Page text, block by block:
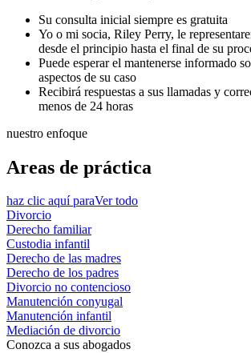
Su consulta inicial siempre es gratuita
Yo o mi socia, Riley Perry, le
desde el principio hasta el final de su
Puede esperar el mantenerse informado
aspectos de su caso
Recibirá respuestas a sus llamadas y
menos de 24 horas
nuestro enfoque
Areas de práctica
haz clic aquí paraVer todo
Divorcio
Derecho familiar
Custodia infantil
Derecho de las madres
Derecho de los padres
Divorcio no contencioso
Manutención conyugal
Manutención infantil
Mediación de divorcio
Conozca a sus abogados